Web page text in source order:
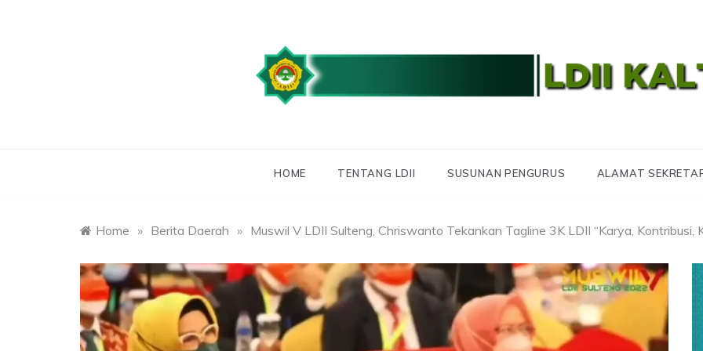
HOME TENTANG LDII SUSUNAN PENGURUS ALAMAT
Home » Berita Daerah » Muswil V LDII Sulteng, Chriswanto Tekankan Tagline 3K LDII “Karya, Kontribusi,